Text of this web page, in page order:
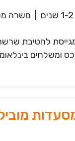
1-2 שנים משרה
לחטיבת
ומשלחים